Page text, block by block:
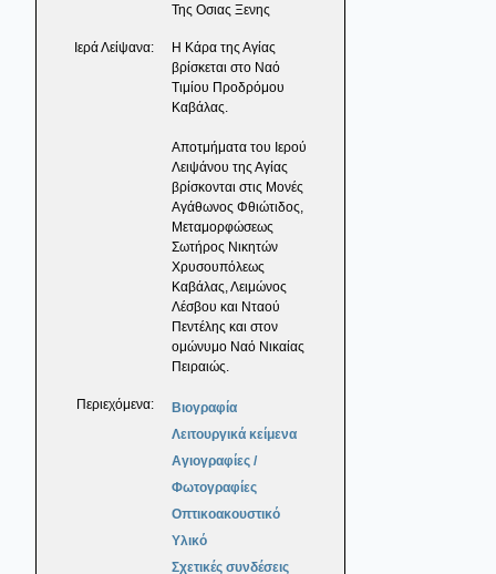
Της Οσιας Ξενης
Ιερά Λείψανα:
Η Κάρα της Αγίας
βρίσκεται στο Ναό
Τιμίου Προδρόμου
Καβάλας.
Αποτμήματα του Ιερού
Λειψάνου της Αγίας
βρίσκονται στις Μονές
Αγάθωνος Φθιώτιδος,
Μεταμορφώσεως
Σωτήρος Νικητών
Χρυσουπόλεως
Καβάλας, Λειμώνος
Λέσβου και Νταού
Πεντέλης και στον
ομώνυμο Ναό Νικαίας
Πειραιώς.
Περιεχόμενα:
Βιογραφία
Λειτουργικά κείμενα
Αγιογραφίες /
Φωτογραφίες
Οπτικοακουστικό
Υλικό
Σχετικές συνδέσεις